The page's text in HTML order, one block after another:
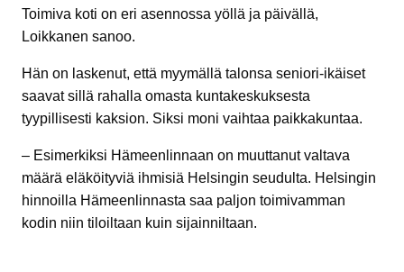
Toimiva koti on eri asennossa yöllä ja päivällä,
Loikkanen sanoo.
Hän on laskenut, että myymällä talonsa seniori-ikäiset
saavat sillä rahalla omasta kuntakeskuksesta
tyypillisesti kaksion. Siksi moni vaihtaa paikkakuntaa.
– Esimerkiksi Hämeenlinnaan on muuttanut valtava
määrä eläköityviä ihmisiä Helsingin seudulta. Helsingin
hinnoilla Hämeenlinnasta saa paljon toimivamman
kodin niin tiloiltaan kuin sijainniltaan.